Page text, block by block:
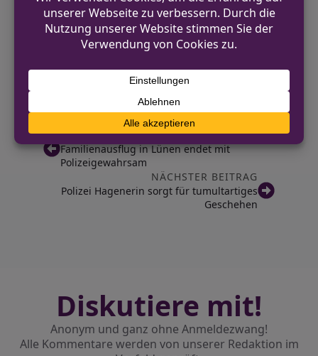
Pressestelle
Polizei Euskirchen
02251 799-299
https://euskirchen.polizei.nrw/
VORHERIGER BEITRAG
Familienausflug in Lünen endet mit
Polizeigewahrsam
NÄCHSTER BEITRAG
Polizei Hagenerin sorgt für tumultartiges
Geschehen
Diskutiere mit!
Anonym und ganz ohne Anmeldezwang!
Alle Kommentare werden von unserer Redaktion im